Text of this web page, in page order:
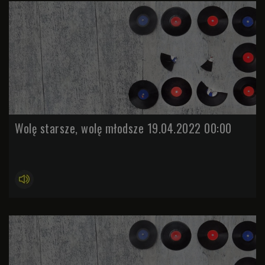
Wolę starsze, wolę młodsze 19.04.2022 00:00